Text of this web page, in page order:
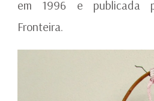
em 1996 e publicada
Fronteira.